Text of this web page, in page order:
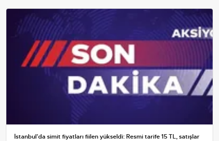
İstanbul'da simit fiyatları fiilen yükseldi: Resmi tarife 15 TL, satışlar